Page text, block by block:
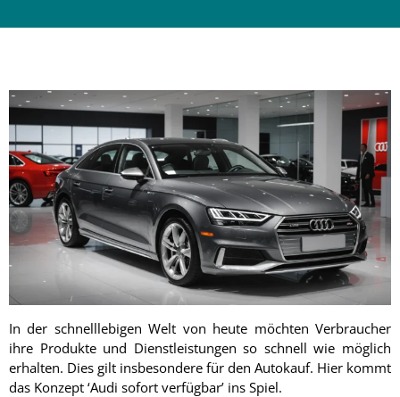
In der schnelllebigen Welt von heute möchten Verbraucher
ihre Produkte und Dienstleistungen so schnell wie möglich
erhalten. Dies gilt insbesondere für den Autokauf. Hier kommt
das Konzept ‘Audi sofort verfügbar’ ins Spiel.